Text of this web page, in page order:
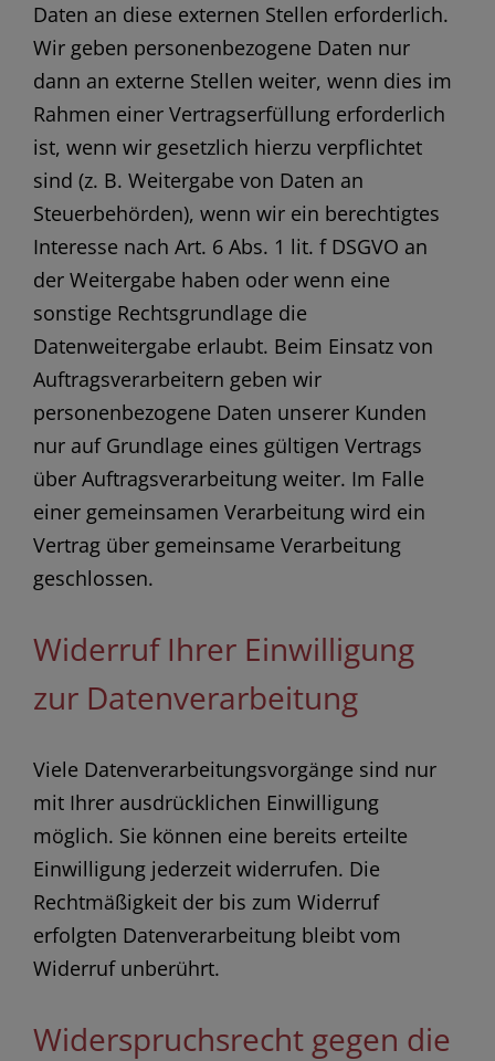
Daten an diese externen Stellen erforderlich.
Wir geben personenbezogene Daten nur
dann an externe Stellen weiter, wenn dies im
Rahmen einer Vertragserfüllung erforderlich
ist, wenn wir gesetzlich hierzu verpflichtet
sind (z. B. Weitergabe von Daten an
Steuerbehörden), wenn wir ein berechtigtes
Interesse nach Art. 6 Abs. 1 lit. f DSGVO an
der Weitergabe haben oder wenn eine
sonstige Rechtsgrundlage die
Datenweitergabe erlaubt. Beim Einsatz von
Auftragsverarbeitern geben wir
personenbezogene Daten unserer Kunden
nur auf Grundlage eines gültigen Vertrags
über Auftragsverarbeitung weiter. Im Falle
einer gemeinsamen Verarbeitung wird ein
Vertrag über gemeinsame Verarbeitung
geschlossen.
Widerruf Ihrer Einwilligung
zur Datenverarbeitung
Viele Datenverarbeitungsvorgänge sind nur
mit Ihrer ausdrücklichen Einwilligung
möglich. Sie können eine bereits erteilte
Einwilligung jederzeit widerrufen. Die
Rechtmäßigkeit der bis zum Widerruf
erfolgten Datenverarbeitung bleibt vom
Widerruf unberührt.
Widerspruchsrecht gegen die